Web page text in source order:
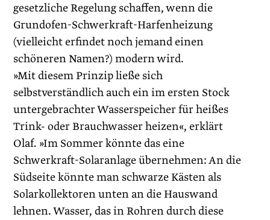
gesetzliche Regelung schaffen, wenn die
Grundofen-Schwerkraft-Harfenheizung
(vielleicht erfindet noch jemand einen
schöneren Namen?) modern wird.
»Mit diesem Prinzip ließe sich
selbstverständlich auch ein im ersten Stock
untergebrachter Wasserspeicher für heißes
Trink- oder Brauchwasser heizen«, erklärt
Olaf. »Im Sommer könnte das eine
Schwerkraft-Solaranlage übernehmen: An die
Südseite könnte man schwarze Kästen als
Solarkollektoren unten an die Hauswand
lehnen. Wasser, das in Rohren durch diese